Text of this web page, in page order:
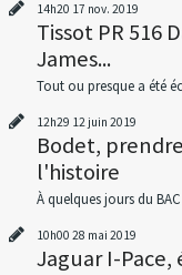
14h20 17 nov. 2019
Tissot PR 516
James...
Tout ou presque a été
12h29 12 juin 2019
Bodet,
l'histoire
À quelques jours du
10h00 28 mai 2019
Jaguar I-